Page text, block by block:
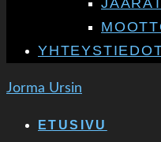
Jorma Ursin
ETUSIVU